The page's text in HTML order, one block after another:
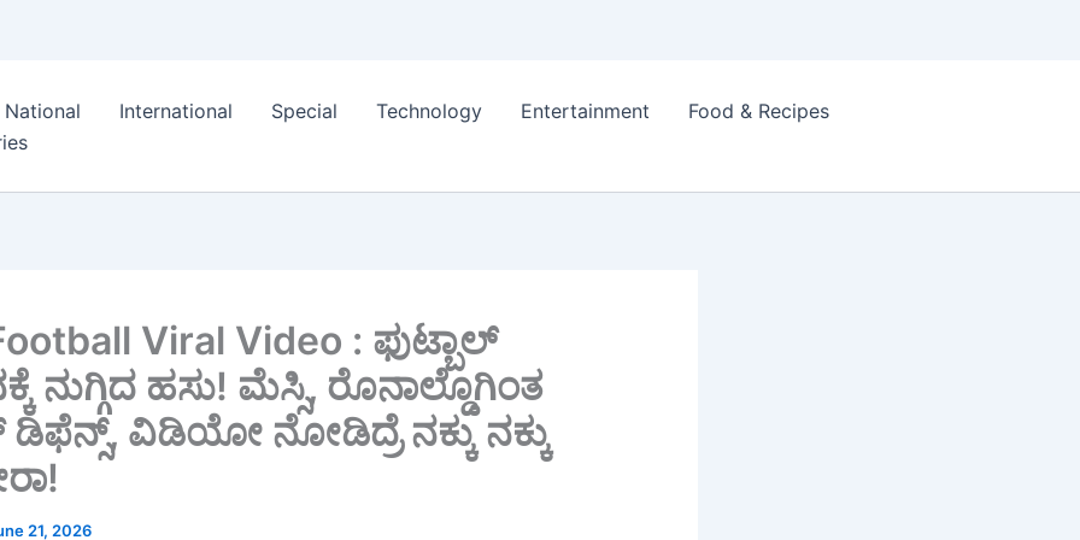
National International Special Technology Entertainment
Food & Recipes
Viral Video : ಫುಟ್ಬಾಲ್
ನುಗ್ಗಿದ ಹಸು! ಮೆಸ್ಸಿ, ರೊನಾಲ್ಡೊಗಿಂತ
ವಿಡಿಯೋ ನೋಡಿದ್ರೆ ನಕ್ಕು ನಕ್ಕು
21, 2026